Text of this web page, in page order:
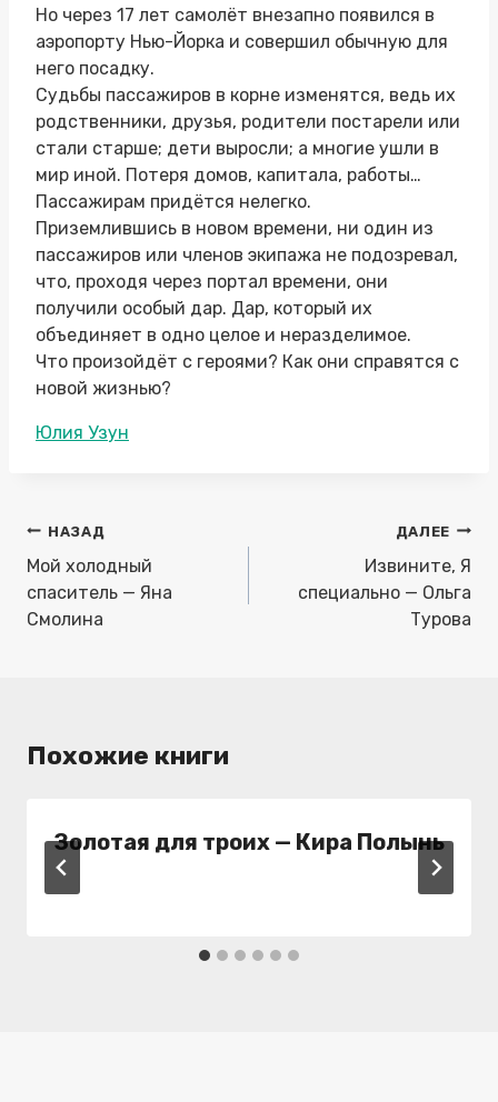
Но через 17 лет самолёт внезапно появился в
аэропорту Нью-Йорка и совершил обычную для
него посадку.
Судьбы пассажиров в корне изменятся, ведь их
родственники, друзья, родители постарели или
стали старше; дети выросли; а многие ушли в
мир иной. Потеря домов, капитала, работы…
Пассажирам придётся нелегко.
Приземлившись в новом времени, ни один из
пассажиров или членов экипажа не подозревал,
что, проходя через портал времени, они
получили особый дар. Дар, который их
объединяет в одно целое и неразделимое.
Что произойдёт с героями? Как они справятся с
новой жизнью?
Метки
Юлия Узун
Навигация
по
записям
НАЗАД
Мой холодный
спаситель — Яна
Смолина
ДАЛЕЕ
Извините, Я
специально — Ольга
Турова
Похожие книги
Золотая для троих — Кира Полынь